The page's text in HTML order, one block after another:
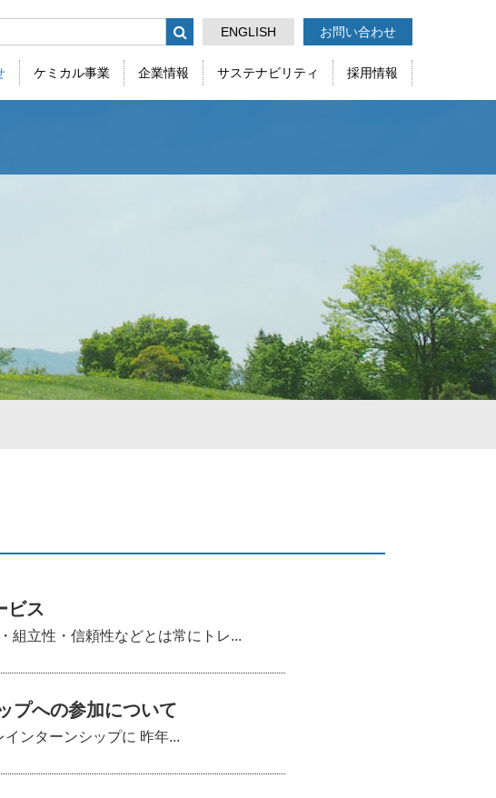
ENGLISH お問い合わせ
ケミカル事業部
ケミカル事業 企業情報 サステナビリティ 採用情報
ビス
組立性・信頼性などとは常にトレ...
プへの参加について
ンターンシップに 昨年...